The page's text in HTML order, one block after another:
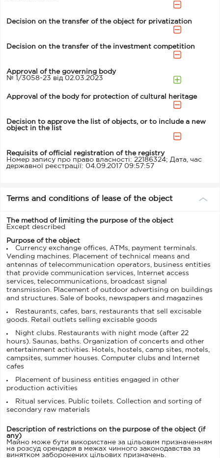
Decision on the transfer of the object for privatization
Decision on the transfer of the investment competition
Approval of the governing body
№ 1/3058-23 від 02.03.2023
Approval of the body for protection of cultural heritage
Decision to approve the list of objects, or to include a new
object in the list
Requisits of official registration of the registry
Номер запису про право власності: 22186324; Дата, час
державної реєстрації: 04.09.2017 09:57:57
Terms and conditions of lease of the object
The method of limiting the purpose of the object
Except described
Purpose of the object
Currency exchange offices, ATMs, payment terminals.
Vending machines. Placement of technical means and
antennas of telecommunication operators, business entities
that provide communication services, Internet access
services, telecommunications, broadcast signal
transmission. Placement of outdoor advertising on buildings
and structures. Sale of books, newspapers and magazines
Restaurants, cafes, bars, restaurants that sell excisable
goods. Retail outlets selling excisable goods
Night clubs. Restaurants with night mode (after 22
hours). Saunas, baths. Organization of concerts and other
entertainment activities. Hotels, hostels, camp sites, motels,
campsites, summer houses. Computer clubs and Internet
cafes
Placement of business entities engaged in other
production activities
Ritual services. Public toilets. Collection and sorting of
secondary raw materials
Description of restrictions on the purpose of the object (if
any)
Майно може бути використане за цільовим призначенням
на розсуд орендаря в межах чинного законодавства за
винятком заборонених цільових призначень.